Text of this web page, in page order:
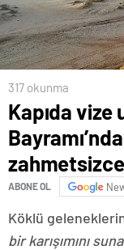
317 okunma
Kapıda vize
ABONE OL
Köklü
bir karışımını